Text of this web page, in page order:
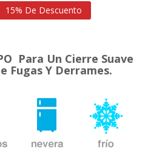
15% De Descuento
Para Un Cierre Suave
Fugas Y Derrames.